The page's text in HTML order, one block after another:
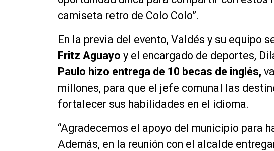
camiseta retro de Colo Colo”.
En la previa del evento, Valdés y su equipo
Fritz Aguayo y el encargado de deportes,
Paulo hizo entrega de 10 becas de inglés,
millones, para que el jefe comunal las
fortalecer sus habilidades en el idioma.
“Agradecemos el apoyo del municipio para
Además, en la reunión con el alcalde